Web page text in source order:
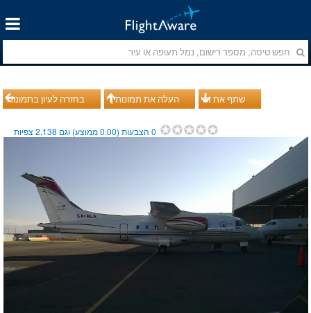
בחזרה לעיון בתמונות העלה את תמונותיך שתף את זה
0הצבעות (0.00ממוצע) וגם 2,138צפיות